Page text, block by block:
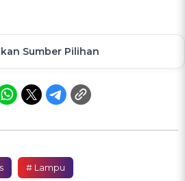
Sumber Pilihan
# Lampu